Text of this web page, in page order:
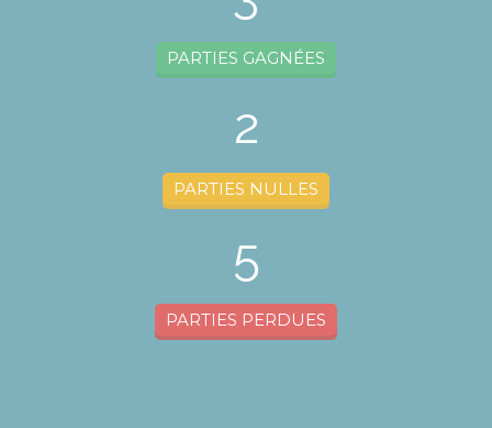
PARTIES GAGNÉES
2
PARTIES NULLES
5
PARTIES PERDUES